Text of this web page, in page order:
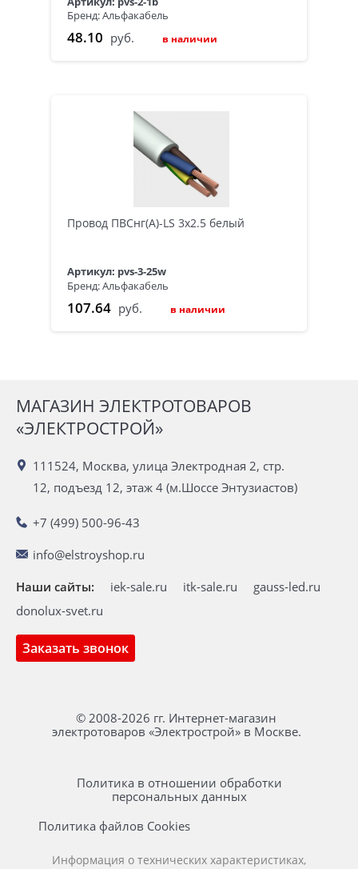
Бренд: Альфакабель
48.10 руб. в наличии
Провод ПВСнг(А)-LS 3х2.5 белый
Артикул: pvs-3-25w
Бренд: Альфакабель
107.64 руб. в наличии
МАГАЗИН ЭЛЕКТРОТОВАРОВ
«ЭЛЕКТРОСТРОЙ»
111524, Москва, улица Электродная 2, стр.
12, подъезд 12, этаж 4 (м.Шоссе Энтузиастов)
+7 (499) 500-96-43
info@elstroyshop.ru
Заказать звонок
Наши сайты: iek-sale.ru itk-sale.ru
gauss-led.ru
donolux-svet.ru
© 2008-2026 гг. Интернет-магазин
электротоваров «Электрострой» в Москве.
Политика в отношении обработки
персональных данных
Политика файлов Cookies
Информация о технических характеристиках,